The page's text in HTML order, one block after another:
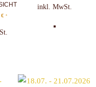
€ *
inkl. MwSt.